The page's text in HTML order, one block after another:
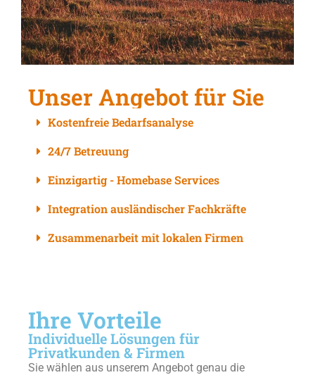
Unser Angebot für Sie
Kostenfreie Bedarfsanalyse
24/7 Betreuung
Einzigartig - Homebase Services
Integration ausländischer Fachkräfte
Zusammenarbeit mit lokalen Firmen
Ihre Vorteile
Individuelle Lösungen für
Privatkunden & Firmen
Sie wählen aus unserem Angebot genau die